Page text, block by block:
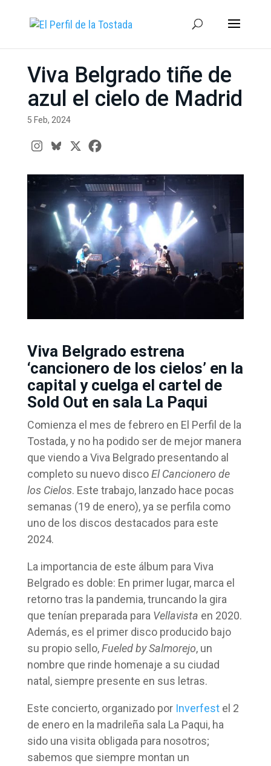
Viva Belgrado tiñe de
azul el cielo de Madrid
5 Feb, 2024
Viva Belgrado estrena
‘cancionero de los cielos’ en la
capital y cuelga el cartel de
Sold Out en sala La Paqui
Comienza el mes de febrero en El Perfil de la
Tostada, y no ha podido ser de mejor manera
que viendo a Viva Belgrado presentando al
completo su nuevo discoEl Cancionero de
los Cielos. Este trabajo, lanzado hace pocas
semanas (19 de enero), ya se perfila como
uno de los discos destacados para este
2024.
La importancia de este álbum para Viva
Belgrado es doble: En primer lugar, marca el
retorno tras la pandemia, truncando la gira
que tenían preparada para Vellavista en 2020.
Además, es el primer disco producido bajo
su propio sello,Fueled by Salmorejo, un
nombre que rinde homenaje a su ciudad
natal, siempre presente en sus letras.
Este concierto, organizado por Inverfestel 2
de enero en la madrileña sala La Paqui, ha
sido una visita obligada para nosotros;
sabemos que siempre montan un